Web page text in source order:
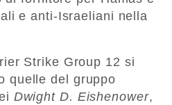
e anti-Israeliani nella
Strike Group 12 si
quelle del gruppo
Dwight D. Eishenower,